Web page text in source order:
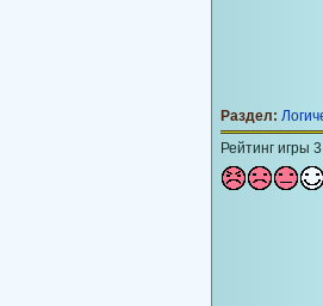
Раздел:
Рейтинг игры